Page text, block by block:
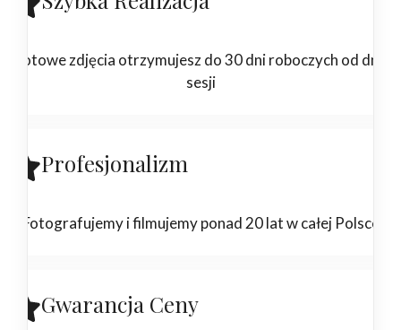
Gotowe zdjęcia otrzymujesz do 30 dni roboczych od dnia
sesji
Profesjonalizm
Fotografujemy i filmujemy ponad 20 lat w całej Polsce
Gwarancja Ceny